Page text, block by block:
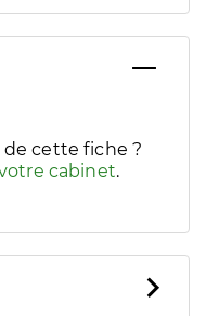
besoins
de cette fiche ?
cabinet.